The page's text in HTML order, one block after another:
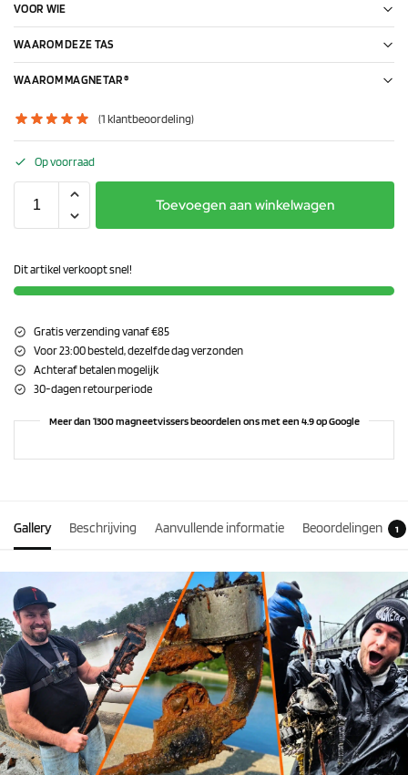
VOOR WIE
WAAROM DEZE TAS
WAAROM MAGNETAR®
(1 klantbeoordeling)
Op voorraad
Toevoegen aan winkelwagen
Dit artikel verkoopt snel!
Gratis verzending vanaf €85
Voor 23:00 besteld, dezelfde dag verzonden
Achteraf betalen mogelijk
30-dagen retourperiode
Meer dan 1300 magneetvissers beoordelen ons met een 4.9 op Google
Gallery Beschrijving Aanvullende informatie Beoordelingen 1